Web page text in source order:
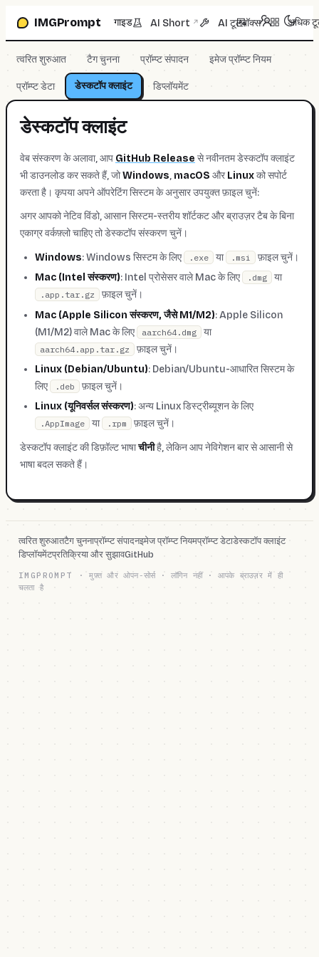
IMGPrompt गाइड AI Short ↗ AI टूलबॉक्स ↗ अधिक
त्वरित शुरुआत टैग चुनना प्रॉम्प्ट संपादन इमेज प्रॉम्प्ट नियम
प्रॉम्प्ट डेटा डेस्कटॉप क्लाइंट डिप्लॉयमेंट
डेस्कटॉप क्लाइंट
वेब संस्करण के अलावा, आप GitHub Release से नवीनतम डेस्कटॉप क्लाइंट
भी डाउनलोड कर सकते हैं, जोWindows, macOS और Linuxको सपोर्ट
करता है। कृपया अपने ऑपरेटिंग सिस्टम के अनुसार उपयुक्त फ़ाइल चुनें:
अगर आपको नेटिव विंडो, आसान सिस्टम-स्तरीय शॉर्टकट और ब्राउज़र टैब के बिना
एकाग्र वर्कफ़्लो चाहिए तो डेस्कटॉप संस्करण चुनें।
Windows: Windows सिस्टम के लिए .exe या .msi
फ़ाइल चुनें।
Mac (Intel संस्करण): Intel प्रोसेसर वाले Mac के लिए .dmg या
.app.tar.gz
फ़ाइल चुनें।
Mac (Apple Silicon संस्करण, जैसे M1/M2): Apple Silicon
(M1/M2) वाले Mac के लिए
aarch64.dmg या
aarch64.app.tar.gz
फ़ाइल चुनें।
Linux (Debian/Ubuntu): Debian/Ubuntu-आधारित सिस्टम के
लिए
.deb
फ़ाइल चुनें।
Linux (यूनिवर्सल संस्करण): अन्य Linux डिस्ट्रीब्यूशन के लिए
.AppImage या .rpm
फ़ाइल चुनें।
डेस्कटॉप क्लाइंट की डिफ़ॉल्ट भाषाचीनीहै, लेकिन आप नेविगेशन बार से आसानी से
भाषा बदल सकते हैं।
त्वरित शुरुआतटैग चुननाप्रॉम्प्ट संपादनइमेज प्रॉम्प्ट नियमप्रॉम्प्ट डेटाडेस्कटॉप क्लाइंट
डिप्लॉयमेंटप्रतिक्रिया और सुझावGitHub
IMGPROMPT ·मुफ़्त और ओपन-सोर्स · लॉगिन नहीं · आपके ब्राउज़र में ही
चलता है